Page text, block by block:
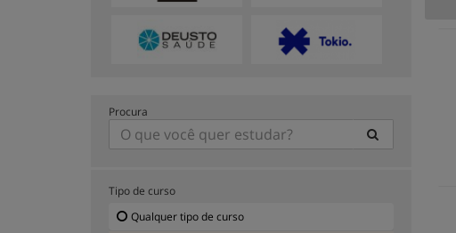
Procura
Tipo de curso
Qualquer tipo de curso